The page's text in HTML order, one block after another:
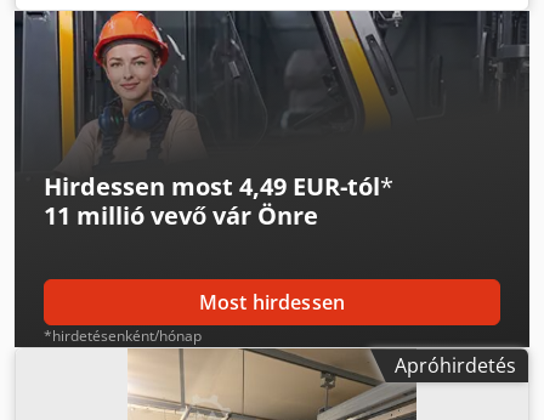
magasság:2 200 mm, munkadarab magasság (max.):2 200
mm, munkadarab hossza (max.): 6 500 mm, Felszereltség:
fülke
, Porfestékoló berendezés, melynek a munkadarab
méretei a következők: hosszúság 6500 mm, szélesség 1500
mm, magasság 2200 mm. Dkodpfx Akevdlfzsujr
Hirdessen most 4,49 EUR-tól*
11 millió vevővár Önre
Most hirdessen
*hirdetésenként/hónap
Apróhirdetés